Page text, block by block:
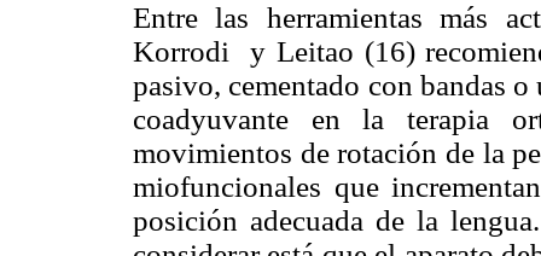
Entre las herramientas más
Korrodi y Leitao (16)
pasivo, cementado con bandas
coadyuvante en la terapia
movimientos de rotación de la
miofuncionales que
posición adecuada de la